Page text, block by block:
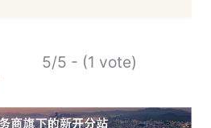
5/5 - (1 vote)